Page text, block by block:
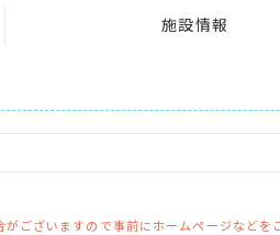
施設情報
ございますので事前にホームページなどを